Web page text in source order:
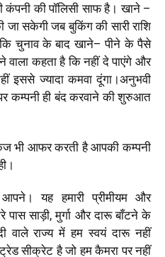
कंपनी की पॉलिसी साफ है। खाने –
जा सकेगी जब बुकिंग की सारी राशि
चुनाव के बाद खाने–पीने के पैसे
वाला कहता है कि नहीं दे पाएंगे और
इससे ज्यादा कमवा दूंगा।अनुभवी
कम्पनी ही बंद करवाने की शुरुआत
भी आफर करती है आपकी कम्पनी
यह हमारी प्रीमीयम और
पास साड़ी, मुर्गा और दारू बाँटने के
वाले राज्य में हम स्वयं दारू नहीं
सीक्रेट है जो हम कैमरा पर नहीं